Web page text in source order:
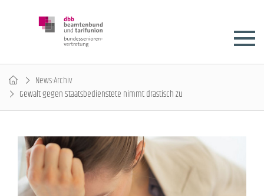
News-Archiv
Gewalt gegen Staatsbedienstete nimmt drastisch zu